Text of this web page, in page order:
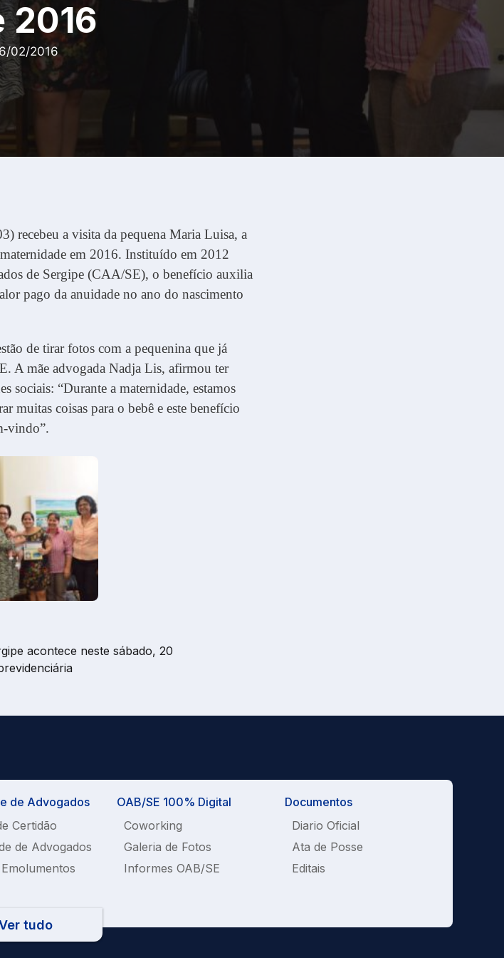
2016
02/2016
recebeu a visita da pequena Maria Luisa, a
em 2016. Instituído em 2012
de Sergipe (CAA/SE), o benefício auxilia
pago da anuidade no ano do nascimento
de tirar fotos com a pequenina que já
A mãe advogada Nadja Lis, afirmou ter
sociais: “Durante a maternidade, estamos
muitas coisas para o bebê e este benefício
vindo”.
acontece neste sábado, 20
de Advogados
Certidão
de Advogados
OAB/SE 100% Digital
Coworking
Galeria de Fotos
Informes OAB/SE
Documentos
Diario Oficial
Ata de Posse
Editais
tudo